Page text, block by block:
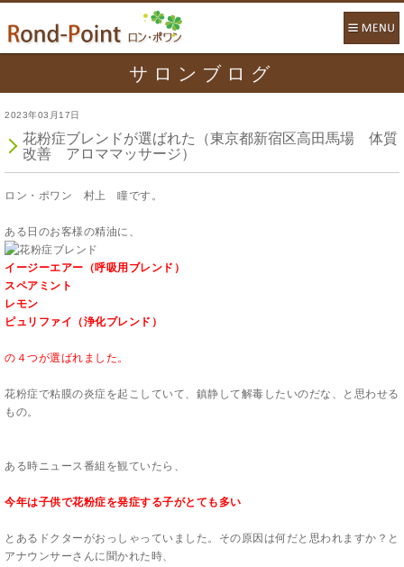
サロンブログ
2023年03月17日
花粉症ブレンドが選ばれた（東京都新宿区高田馬場 体質
改善 アロママッサージ）
ロン・ポワン 村上 瞳です。
ある日のお客様の精油に、
イージーエアー（呼吸用ブレンド）
スペアミント
レモン
ピュリファイ（浄化ブレンド）
の４つが選ばれました。
花粉症で粘膜の炎症を起こしていて、鎮静して解毒したいのだな、と思わせる
もの。
ある時ニュース番組を観ていたら、
今年は子供で花粉症を発症する子がとても多い
とあるドクターがおっしゃっていました。その原因は何だと思われますか？と
アナウンサーさんに聞かれた時、